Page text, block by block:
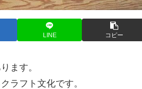
LINE コピー
ます。
ラフト文化です。